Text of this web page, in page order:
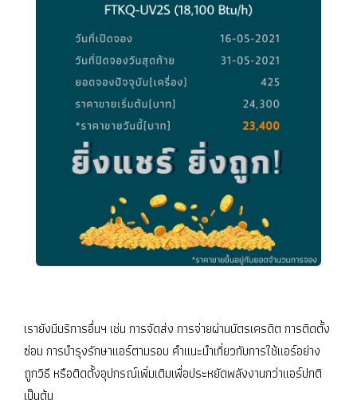
เรายังมีบริการอื่นฯ เช่น การจัดส่ง การจ่ายผ่านบัตรเครดิต การติดตั้ง
ซ่อม การบำรุงรักษาแอร์ตามรอบ คำแนะนำเกี่ยวกับการใช้แอร์อย่าง
ถูกวิธี หรือติดตั้งอุปกรณ์เพิ่มเติมเพื่อประหยัดพลังงานกว่าแอร์ปกติ
เป็นต้น